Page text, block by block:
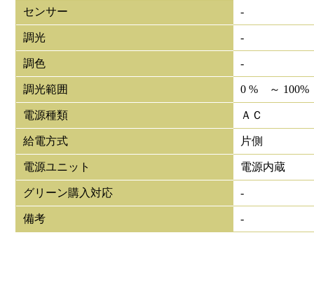
センサー -
調光 -
調色 -
調光範囲 0 % ～ 100%
電源種類 ＡＣ
給電方式 片側
電源ユニット 電源内蔵
グリーン購入対応 -
備考 -